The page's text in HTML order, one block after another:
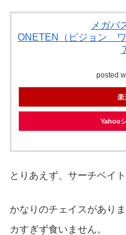
メガバ
ONETEN（ビジョン
posted
楽
Yahoo
とりあえず、サーチベイ
かなりのチェイスがあり
カすぎず食いません。